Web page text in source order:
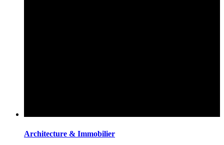
Architecture & Immobilier